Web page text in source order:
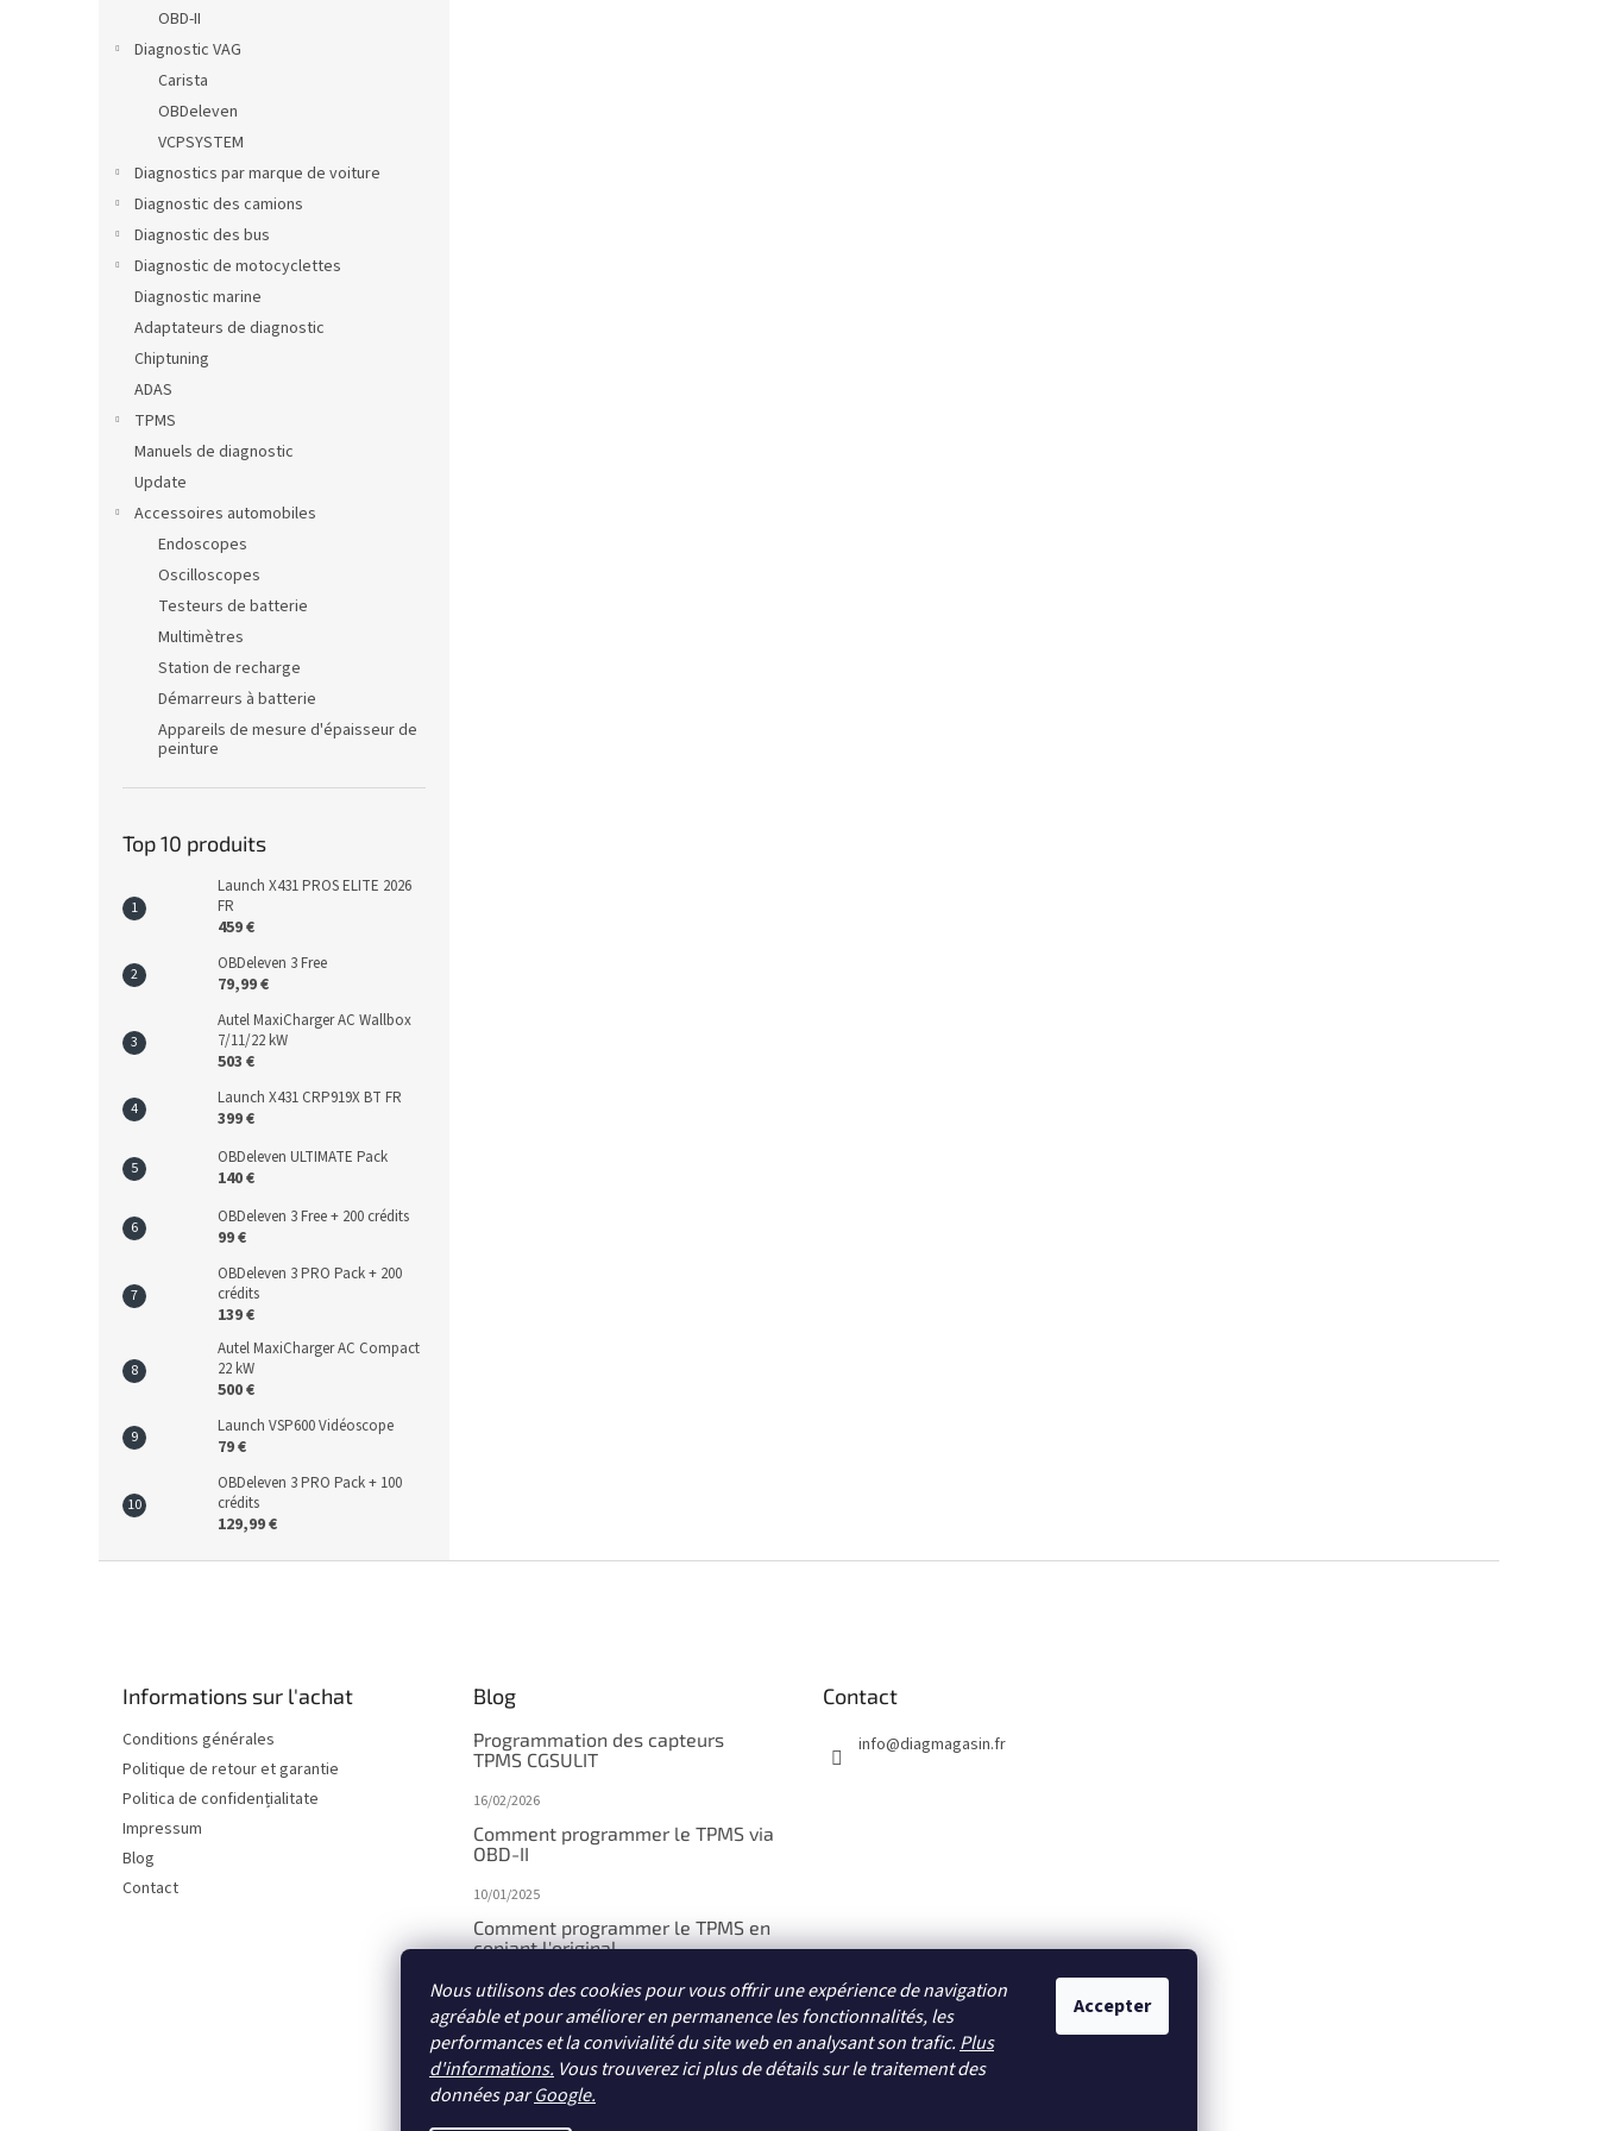
Nous utilisons des cookies pour vous offrir une expérience de navigation
agréable et pour améliorer en permanence les fonctionnalités, les
performances et la convivialité du site web en analysant son trafic. Plus
d'informations. Vous trouverez ici plus de détails sur le traitement des
données parGoogle.
Accepter
OBD-II
Diagnostic VAG
Carista
OBDeleven
VCPSYSTEM
Diagnostics par marque de voiture
Diagnostic des camions
Diagnostic des bus
Diagnostic de motocyclettes
Diagnostic marine
Adaptateurs de diagnostic
Chiptuning
ADAS
TPMS
Manuels de diagnostic
Update
Accessoires automobiles
Endoscopes
Oscilloscopes
Testeurs de batterie
Multimètres
Station de recharge
Démarreurs à batterie
Appareils de mesure d'épaisseur de
peinture
Top 10 produits
Launch X431 PROS ELITE 2026
FR
459 €
OBDeleven 3 Free
79,99 €
Autel MaxiCharger AC Wallbox
7/11/22 kW
503 €
Launch X431 CRP919X BT FR
399 €
OBDeleven ULTIMATE Pack
140 €
OBDeleven 3 Free + 200 crédits
99 €
OBDeleven 3 PRO Pack + 200
crédits
139 €
Autel MaxiCharger AC Compact
22 kW
500 €
Launch VSP600 Vidéoscope
79 €
OBDeleven 3 PRO Pack + 100
crédits
129,99 €
Informations sur l'achat
Conditions générales
Politique de retour et garantie
Politica de confidențialitate
Impressum
Blog
Contact
Blog
Programmation des capteurs
TPMS CGSULIT
16/02/2026
Comment programmer le TPMS via
OBD-II
10/01/2025
Comment programmer le TPMS en
copiant l'original
10/01/2025
Comment programmer le TPMS
par saisie manuelle
10/01/2025
Contact
info@diagmagasin.fr